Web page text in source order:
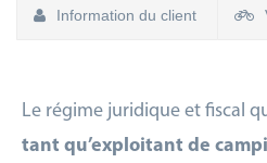
Information du client
Le régime juridique et fiscal
tant qu’exploitant de